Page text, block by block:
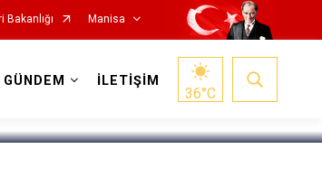
Bakanlığı Manisa
GÜNDEM İLETİŞİM
36°C